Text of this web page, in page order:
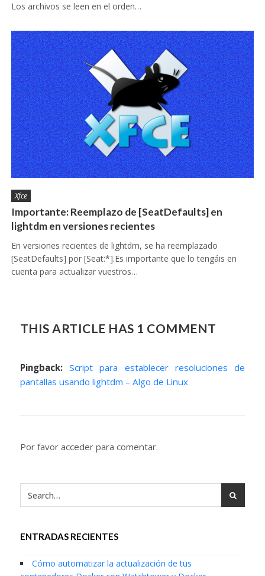
Los archivos se leen en el orden…
Xfce
Importante: Reemplazo de [SeatDefaults] en
lightdm en versiones recientes
En versiones recientes de lightdm, se ha reemplazado
[SeatDefaults] por [Seat:*].Es importante que lo tengáis en
cuenta para actualizar vuestros…
THIS ARTICLE HAS 1 COMMENT
Pingback: Script para establecer resoluciones de
pantallas usando lightdm – Algo de Linux
Por favor acceder para comentar.
ENTRADAS RECIENTES
Cómo automatizar la actualización de tus